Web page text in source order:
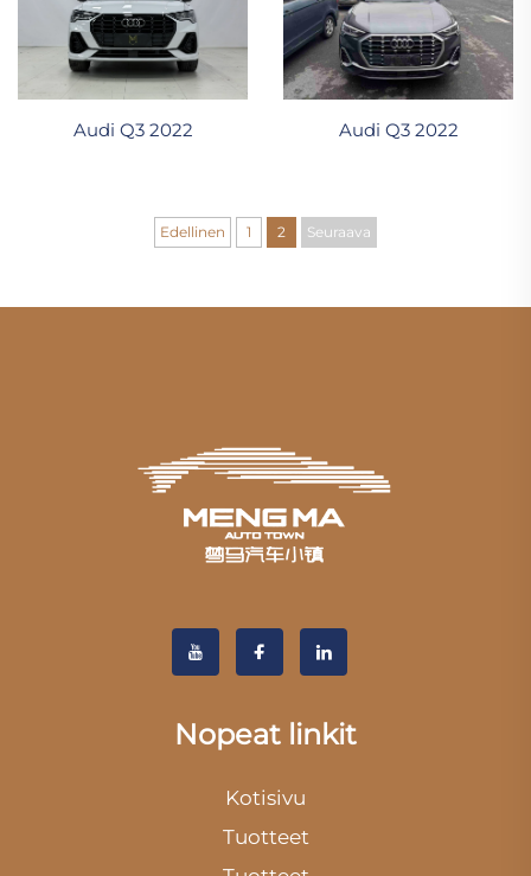
Audi Q3 2022 Audi Q3 2022
Edellinen 1 2 Seuraava
Nopeat linkit
Kotisivu
Tuotteet